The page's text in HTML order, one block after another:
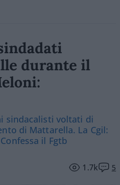
durante il
sindacalisti voltati di
di Mattarella. La Cgil:
il Fgtb
1.7k 5